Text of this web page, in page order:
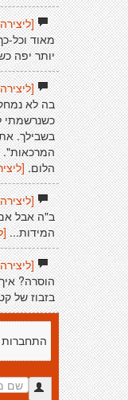
מאוד וכל-
יותר יפה
בה לא
כשנרשמתי
בשבילך.
המרכאות".
הלום.
ב"ה אבל אם
המידות...
הוסרה?
בזבוז של
התחברות